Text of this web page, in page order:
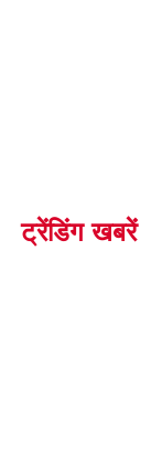
ट्रेंडिंग खबरें